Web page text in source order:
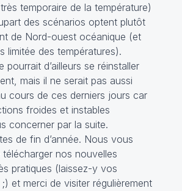
temporaire de la température)
des scénarios optent plutôt
de Nord-ouest océanique (et
limitée des températures).
pourrait d’ailleurs se réinstaller
mais il ne serait pas aussi
cours de ces derniers jours car
froides et instables
concerner par la suite.
de fin d’année. Nous vous
nos nouvelles
pratiques (laissez-y vos
et merci de visiter régulièrement